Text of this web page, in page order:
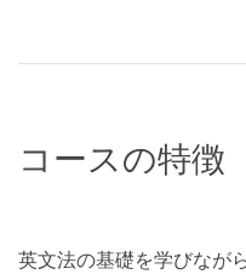
コースの特徴
英文法の基礎を学びなが